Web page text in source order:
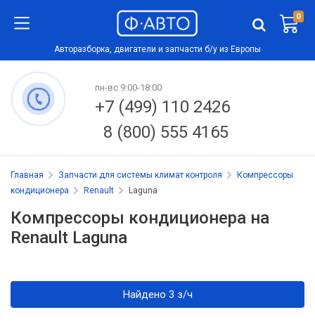
0
Авторазборка, двигатели и запчасти б/у из Европы
пн-вс 9:00-18:00
+7 (499) 110 2426
8 (800) 555 4165
Главная Запчасти для системы климат контроля
Компрессоры
кондиционера
Renault Laguna
Компрессоры кондиционера на
Renault Laguna
Найдено 3 з/ч